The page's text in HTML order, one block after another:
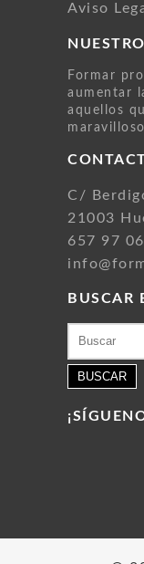
Aviso
Formar
aumentar
aquellos
C/
21003
657 97
BUSCAR